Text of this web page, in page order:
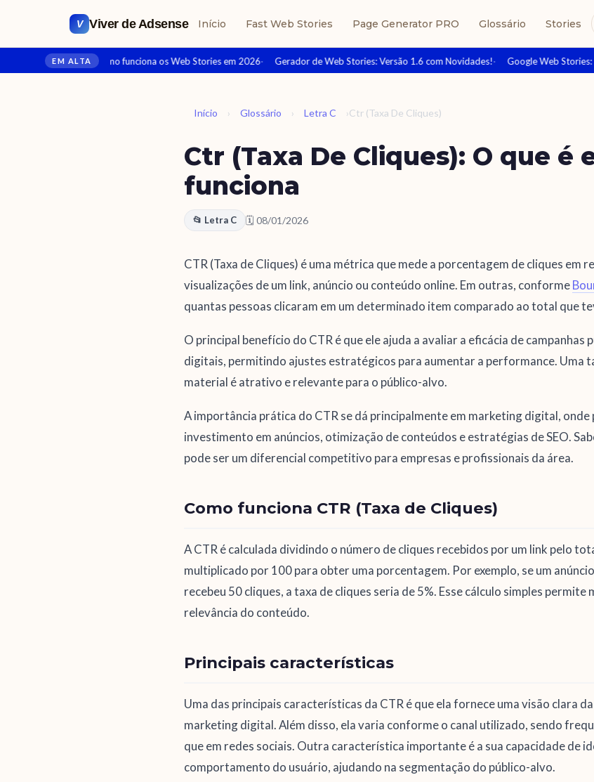
V Viver de Adsense Início Fast Web Stories Page Generator PRO Glossário Stories
EM ALTA
O que é e como funciona os Web Stories em 2026 Gerador de Web Stories: Versão 1.6 com Novidades! Google Web Stories:
Início › Glossário › Letra C ›Ctr (Taxa De Cliques)
Ctr (Taxa De Cliques): O que é
funciona
📂 Letra C 🗓 08/01/2026
CTR (Taxa de Cliques) é uma métrica que mede a porcentagem de cliques em
visualizações de um link, anúncio ou conteúdo online. Em outras, conforme
quantas pessoas clicaram em um determinado item comparado ao total que
O principal benefício do CTR é que ele ajuda a avaliar a eficácia de campanhas
digitais, permitindo ajustes estratégicos para aumentar a performance. Uma
material é atrativo e relevante para o público-alvo.
A importância prática do CTR se dá principalmente em marketing digital,
investimento em anúncios, otimização de conteúdos e estratégias de SEO.
pode ser um diferencial competitivo para empresas e profissionais da área.
Como funciona CTR (Taxa de Cliques)
A CTR é calculada dividindo o número de cliques recebidos por um link pelo
multiplicado por 100 para obter uma porcentagem. Por exemplo, se um
recebeu 50 cliques, a taxa de cliques seria de 5%. Esse cálculo simples
relevância do conteúdo.
Principais características
Uma das principais características da CTR é que ela fornece uma visão clara
marketing digital. Além disso, ela varia conforme o canal utilizado, sendo
que em redes sociais. Outra característica importante é a sua capacidade de
comportamento do usuário, ajudando na segmentação do público-alvo.